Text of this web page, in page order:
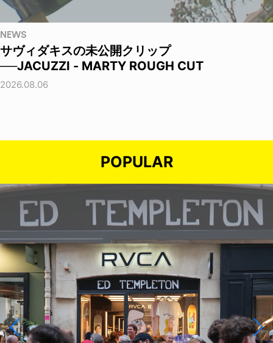
NEWS
サヴィダキスの未公開クリップ
──JACUZZI - MARTY ROUGH CUT
2026.08.06
POPULAR